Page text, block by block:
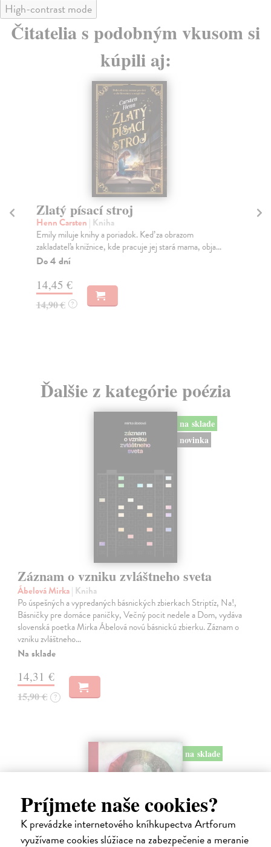
Príjmete naše cookies?
K prevádzke internetového kníhkupectva Artforum
využívame cookies slúžiace na zabezpečenie a meranie
High-contrast mode
Čitatelia s podobným vkusom si
kúpili aj:
Zlatý písací stroj
Henn Carsten | Kniha
Emily miluje knihy a poriadok. Keď za obrazom
zakladateľa knižnice, kde pracuje jej stará mama, obja...
Do 4 dní
14,45 €
14,90 € ?
Ďalšie z kategórie poézia
na sklade
novinka
Záznam o vzniku zvláštneho sveta
Ábelová Mirka| Kniha
Po úspešných a vypredaných básnických zbierkach Striptíz, Na!,
Básničky pre domáce paničky, Večný pocit nedele a Dom, vydáva
slovenská poetka Mirka Ábelová novú básnickú zbierku. Záznam o
vzniku zvláštneho…
Na sklade
14,31 €
15,90 € ?
na sklade